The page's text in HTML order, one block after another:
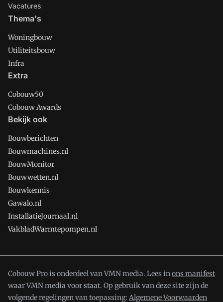
Vacatures
Thema's
Woningbouw
Utiliteitsbouw
Infra
Extra
Cobouw50
Cobouw Awards
Bekijk ook
Bouwberichten
Bouwmachines.nl
BouwMonitor
Bouwwetten.nl
Bouwkennis
Gawalo.nl
InstallatieJournaal.nl
VakbladWarmtepompen.nl
Cobouw Pro is onderdeel van VMN media. Lees inons manifest
waar VMN media voor staat. Op gebruik van deze site zijn de
volgende regelingen van toepassing: Algemene Voorwaarden